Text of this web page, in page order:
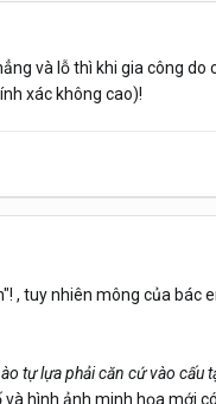
và lỗ thì khi gia công
xác không cao)!
, tuy nhiên mông của bác
tự lựa phải căn cứ vào cấu
hình ảnh minh họa mới